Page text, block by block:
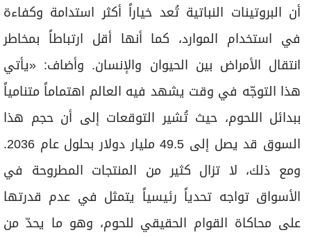
أن البروتينات النباتية تُعد خياراً أكثر استدامة وكفاءة
في استخدام الموارد، كما أنها أقل ارتباطاً بمخاطر
انتقال الأمراض بين الحيوان والإنسان. وأضاف: «يأتي
هذا التوجّه في وقت يشهد فيه العالم اهتماماً متنامياً
ببدائل اللحوم، حيث تُشير التوقعات إلى أن حجم هذا
السوق قد يصل إلى 49.5 مليار دولار بحلول عام 2036.
ومع ذلك، لا تزال كثير من المنتجات المطروحة في
الأسواق تواجه تحدياً رئيسياً يتمثل في عدم قدرتها
على محاكاة القوام الحقيقي للحوم، وهو ما يحدّ من